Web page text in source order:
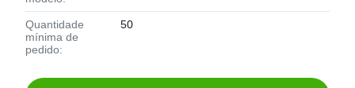
Quantidade
mínima de
pedido:
50